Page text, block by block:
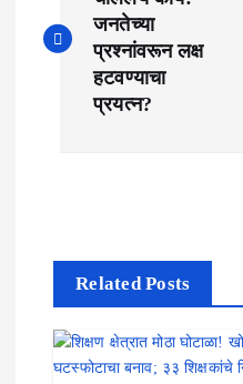
s
g
a
जनतेच्या
प्रश्नांवरून लक्ष
हटवण्याचा
प्रयत्न?
Related Posts